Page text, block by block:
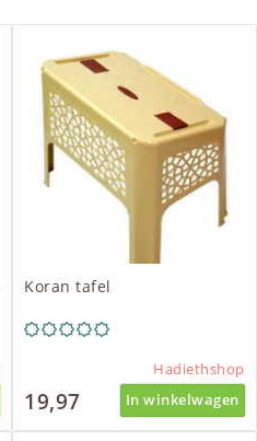
Koran tafel
Hadiethshop
19,97 In winkelwagen